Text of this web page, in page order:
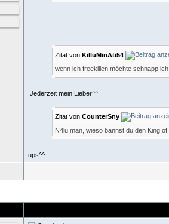
!
Zitat von KilluMinAti54
wenn ich freekillen möchte schnapp
Jederzeit mein Lieber^^
Zitat von CounterSny
N4lu man, wieso bannst du den King of
ups^^